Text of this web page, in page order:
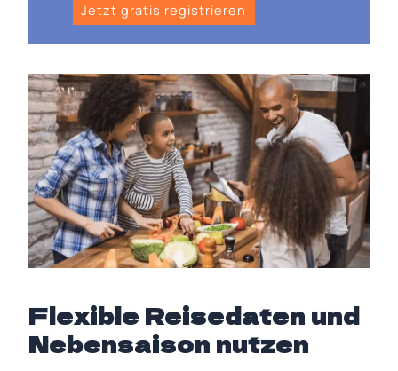
Jetzt gratis registrieren
Flexible Reisedaten und
Nebensaison nutzen